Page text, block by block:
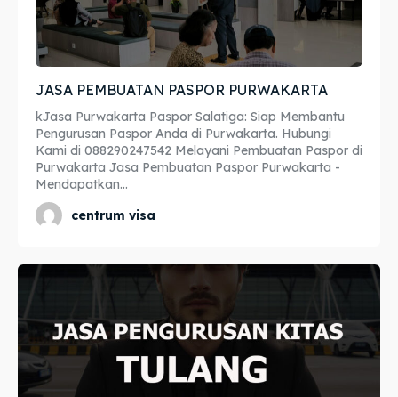
Penerjemah
Asuransi
Blog
Penerjemah
Asuransi
Blog
JASA PEMBUATAN PASPOR PURWAKARTA
kJasa Purwakarta Paspor Salatiga: Siap Membantu
Pengurusan Paspor Anda di Purwakarta. Hubungi
Kami di 088290247542 Melayani Pembuatan Paspor di
Purwakarta Jasa Pembuatan Paspor Purwakarta -
Mendapatkan...
centrum visa